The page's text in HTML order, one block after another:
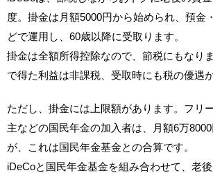
度。掛金は月額5000円から始められ、預金
どで運用し、60歳以降に受取ります。
掛金は全額所得控除なので、節税にもなり
で得た利益は非課税、受取時にも税の優遇
ただし、掛金には上限額があります。フリ
主などの国民年金の加入者は、月額6万
が、これは国民年金基金との合算です。
iDeCoと国民年金基金を組み合わせて、老